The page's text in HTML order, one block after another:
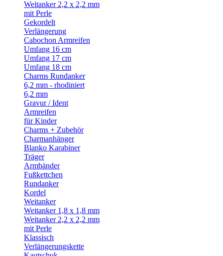
Weitanker 2,2 x 2,2 mm
mit Perle
Gekordelt
Verlängerung
Cabochon Armreifen
Umfang 16 cm
Umfang 17 cm
Umfang 18 cm
Charms Rundanker
6,2 mm - rhodiniert
6,2 mm
Gravur / Ident
Armreifen
für Kinder
Charms + Zubehör
Charmanhänger
Blanko Karabiner
Träger
Armbänder
Fußkettchen
Rundanker
Kordel
Weitanker
Weitanker 1,8 x 1,8 mm
Weitanker 2,2 x 2,2 mm
mit Perle
Klassisch
Verlängerungskette